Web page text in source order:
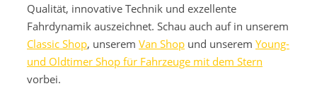
Qualität, innovative Technik und exzellente
Fahrdynamik auszeichnet. Schau auch auf in unserem
Classic Shop, unserem Van Shop und unserem Young-
und Oldtimer Shop für Fahrzeuge mit dem Stern
vorbei.